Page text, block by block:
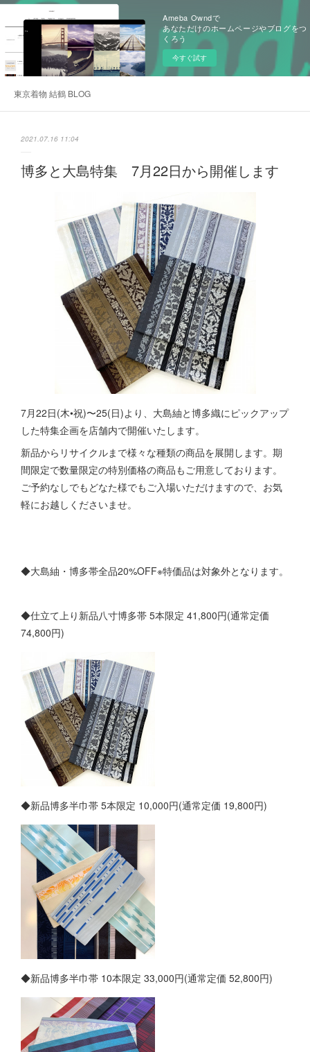
Ameba Owndで
あなただけのホームページやブログをつ
くろう
今すぐ試す
東京着物 結鶴 BLOG
2021.07.16 11:04
博多と大島特集 7月22日から開催します
7月22日(木•祝)〜25(日)より、大島紬と博多織にピックアップ
した特集企画を店舗内で開催いたします。
新品からリサイクルまで様々な種類の商品を展開します。期
間限定で数量限定の特別価格の商品もご用意しております。
ご予約なしでもどなた様でもご入場いただけますので、お気
軽にお越しくださいませ。
◆大島紬・博多帯全品20%OFF※特価品は対象外となります。
◆仕立て上り新品八寸博多帯 5本限定 41,800円(通常定価
74,800円)
◆新品博多半巾帯 5本限定 10,000円(通常定価 19,800円)
◆新品博多半巾帯 10本限定 33,000円(通常定価 52,800円)